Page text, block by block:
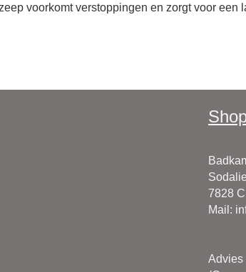
voorkomt verstoppingen en zorgt voor een
7828
Mail :